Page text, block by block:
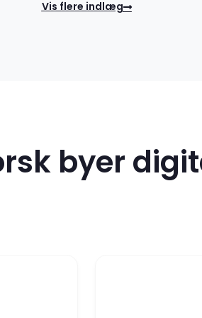
Vis flere indlæg
byer